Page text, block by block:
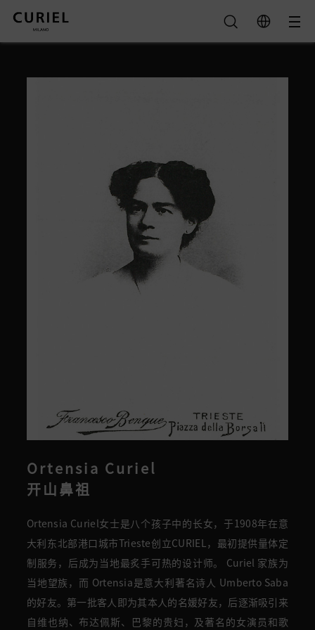
Ortensia Curiel
开山鼻祖
Ortensia Curiel女士是八个孩子中的长女，于1908年 在 意
大利东北部港口城市Trieste创立CURIEL，最初提供量体定
制服务，后成为 当地 最炙手可热的设计师。 Curiel 家族为
当地望族，而 Ortensia是意大利著名诗人 Umberto Saba
的好友。第一批客人即为其本人的名媛好友，后逐渐吸引来
自维也纳、布达佩斯、巴黎的贵妇，及著名的女演员和歌